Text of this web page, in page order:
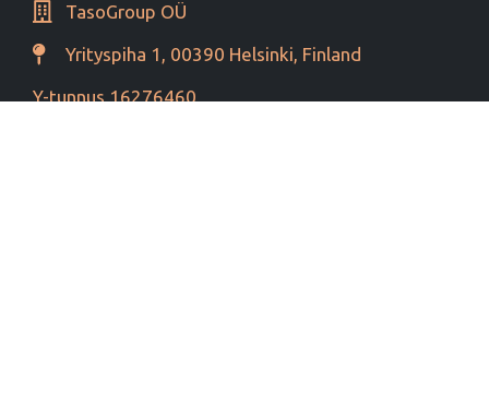
TasoGroup OÜ
Yrityspiha 1, 00390 Helsinki, Finland
Y-tunnus 16276460